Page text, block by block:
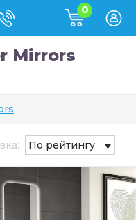
0
Mirrors
По рейтингу